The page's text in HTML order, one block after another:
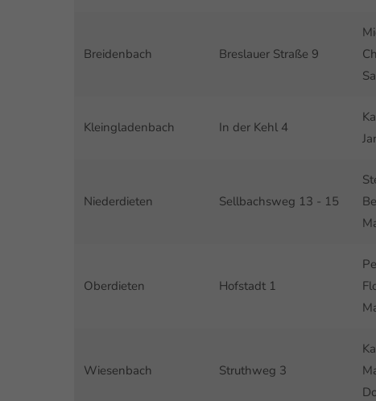
Breidenbach Breslauer Straße 9
Kleingladenbach In der Kehl 4
Niederdieten Sellbachsweg 13 - 15
Oberdieten Hofstadt 1
Wiesenbach Struthweg 3